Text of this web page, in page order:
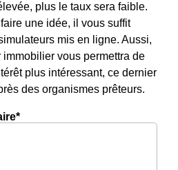
plus le taux sera faible.
une idée, il vous suffit
mis en ligne. Aussi,
vous permettra de
plus intéressant, ce dernier
des organismes prêteurs.